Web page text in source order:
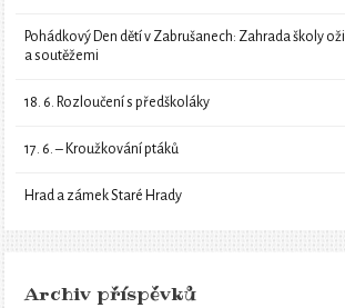
Pohádkový Den dětí v Zabrušanech: Zahrada školy
a soutěžemi
18. 6. Rozloučení s předškoláky
17. 6. – Kroužkování ptáků
Hrad a zámek Staré Hrady
Archiv příspěvků